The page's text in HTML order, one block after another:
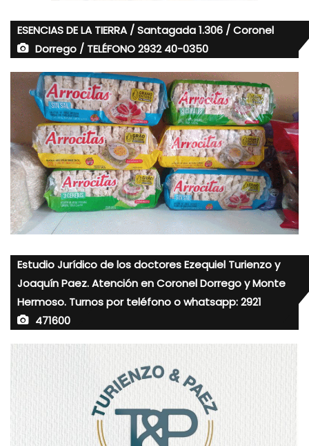
ESENCIAS DE LA TIERRA / Santagada 1.306 / Coronel
Dorrego / TELÉFONO 2932 40-0350
Estudio Jurídico de los doctores Ezequiel Turienzo y
Joaquín Paez. Atención en Coronel Dorrego y Monte
Hermoso. Turnos por teléfono o whatsapp: 2921
471600